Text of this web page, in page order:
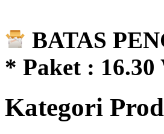
BATAS
* Paket : 16.30
Kategori